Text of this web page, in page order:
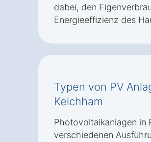
dabei, den
Energieeffizienz des
Typen von PV
Kelchham
Photovoltaikanlagen in
verschiedenen